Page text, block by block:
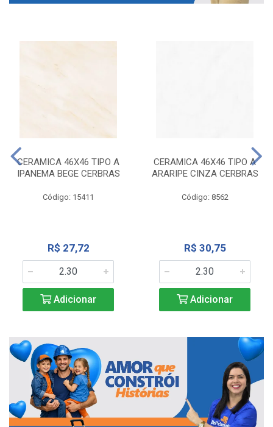
CERAMICA 46X46 TIPO A
IPANEMA BEGE CERBRAS
Código: 15411
R$ 27,72
Adicionar
CERAMICA 46X46 TIPO A
ARARIPE CINZA CERBRAS
Código: 8562
R$ 30,75
Adicionar